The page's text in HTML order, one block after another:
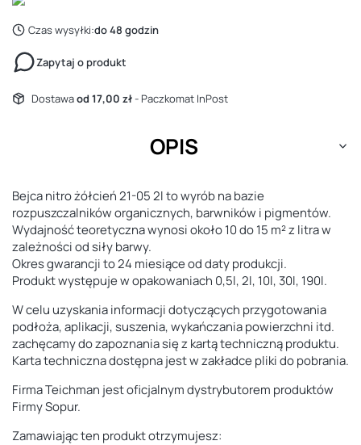
Czas wysyłki:do 48 godzin
Zapytaj o produkt
Dostawaod 17,00 zł- Paczkomat InPost
OPIS
Bejca nitro żółcień 21-05 2l to wyrób na bazie
rozpuszczalników organicznych, barwników i pigmentów.
Wydajność teoretyczna wynosi około 10 do 15 m² z litra w
zależności od siły barwy.
Okres gwarancji to 24 miesiące od daty produkcji.
Produkt występuje w opakowaniach 0,5l, 2l, 10l, 30l, 190l.
W celu uzyskania informacji dotyczących przygotowania
podłoża, aplikacji, suszenia, wykańczania powierzchni itd.
zachęcamy do zapoznania się z kartą techniczną produktu.
Karta techniczna dostępna jest w zakładce pliki do pobrania.
Firma Teichman jest oficjalnym dystrybutorem produktów
Firmy Sopur.
Zamawiając ten produkt otrzymujesz: